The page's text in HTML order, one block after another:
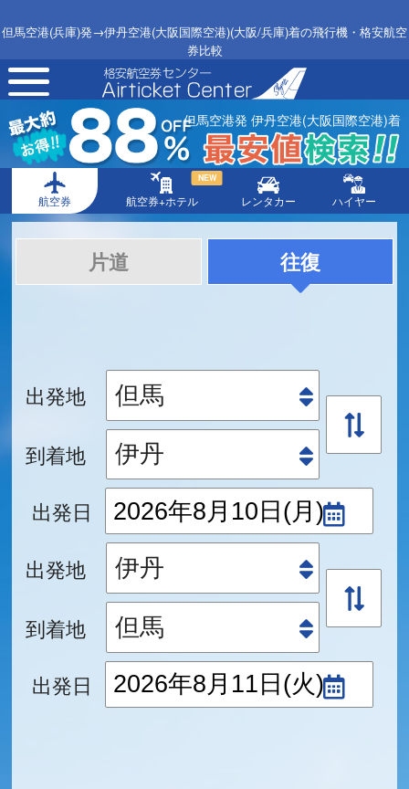
但馬空港(兵庫)発→伊丹空港(大阪国際空港)(大阪/兵庫)着の飛行機・格安航空
券比較
toggle
navigation
但馬空港発 伊丹空港(大阪国際空港)着
航空券 航空券+ホテル
NEW
レンタカー ハイヤー
片道 往復
出発地
到着地
出発日
出発地
到着地
出発日